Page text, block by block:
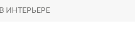
ИНТЕРЬЕРЕ